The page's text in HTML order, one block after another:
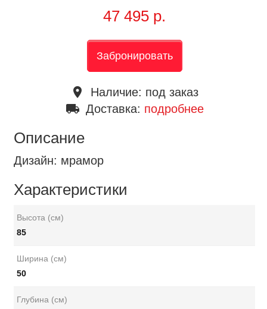
47 495 р.
Забронировать
place Наличие: под заказ
local_shipping Доставка: подробнее
Описание
Дизайн: мрамор
Характеристики
Высота (см)
85
Ширина (см)
50
Глубина (см)